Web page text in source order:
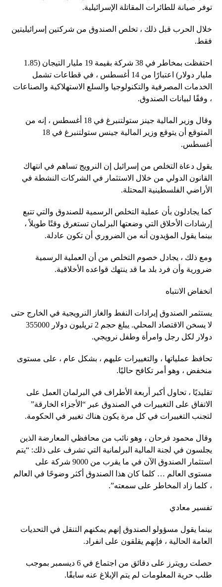
توفر صيانة للطائرات المقاتلة الإسرائيلية.
خلال الحرب قبل ذلك ، تخلص الصندوق من شركتين إسرائيليتين
فقط.
احتفظت بمخاطر في 38 شركة بقيمة 19 مليار التيجان (1.85
مليار دولار) اعتبارًا من 14 أغسطس ، في قطاعات تشمل
الخدمات المصرفية والتكنولوجيا والسلع الاستهلاكية والصناعات
، وفقًا لبيانات الصندوق.
وقال وزير المالية جينز ستولتنبرغ في 18 أغسطس ، إنه من
المتوقع أن يتوقع وزير المالية جينس ستولتنبرغ في 18
أغسطس.
يقول دعاة التخلص من إسرائيل إن النرويج تساهم في انتهاك
القانون الدولي من خلال الاستثمار في الشركات النشطة في
الأراضي الفلسطينية المحتلة.
كما يجادلون بأن عملية التخلص الرسمية للصندوق والتي تتبع
إرشادات الأخلاق التي وضعتها البرلمان تستغرق وقتًا طويلاً ،
بينما يقول المؤيدون أنه من الضروري أن تكون عادلة.
ومع ذلك ، يجادل خصوم التخلص من أن العملية الرسمية
ضرورية وأن فرد بلد ما قد ينتهك قواعده الأخلاقية.
انخفاض الانتباه
يستثمر الصندوق إيرادات النفط والغاز النرويجية في الخارج حتى
لا يسخن الاقتصاد المحلي. يبلغ حجم 2 تريليون دولار 355000
دولار لكل رجل وامرأة وطفل نرويجي.
تحافظ عملياتها ، والتغييرات عليهم ، بشكل عام ، على مستوى
منخفض ، وهو أمر تكافح حاليًا.
تقليديًا ، تحاول أكبر أربعة الأطراف في البرلمان العمل على
الاتفاق على التغييرات في الصندوق عبر “الأجزاء الخارقة”
لتجنب التغييرات في كل مرة يكون هناك تغيير في الحكومة.
وقال محمود فرحان ، وهو نائب من محافظي المعارضة الذين
يجلسون في لجنة المالية البرلمانية التي تشرف على ذلك: “يتم
استثمار الصندوق الآن في ما يقرب من 9000 شركة على
مستوى العالم … كلما كان هذا الصندوق أكثر وضوحًا في العالم
، كلما زاد المخاطر على سمعته”.
تفسير معادي
بينما يقول مسؤولو الصندوق إنهم يمكنهم التنقل في التحديات
العامة الحالية ، فإنهم يقلقون على انفراد.
حصلت رويترز على دقائق من اجتماع في 6 ديسمبر بموجب
طلب حرية المعلومات لم يتم الإبلاغ عنه سابقًا.